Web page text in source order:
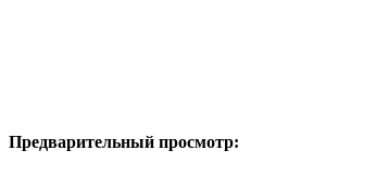
Предварительный просмотр: